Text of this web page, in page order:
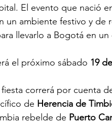
El evento que nació
un ambiente festivo y de
llevarlo a Bogotá en un
el próximo sábado 19
fiesta correrá por cuenta
de Herencia de
rebelde de Puerto